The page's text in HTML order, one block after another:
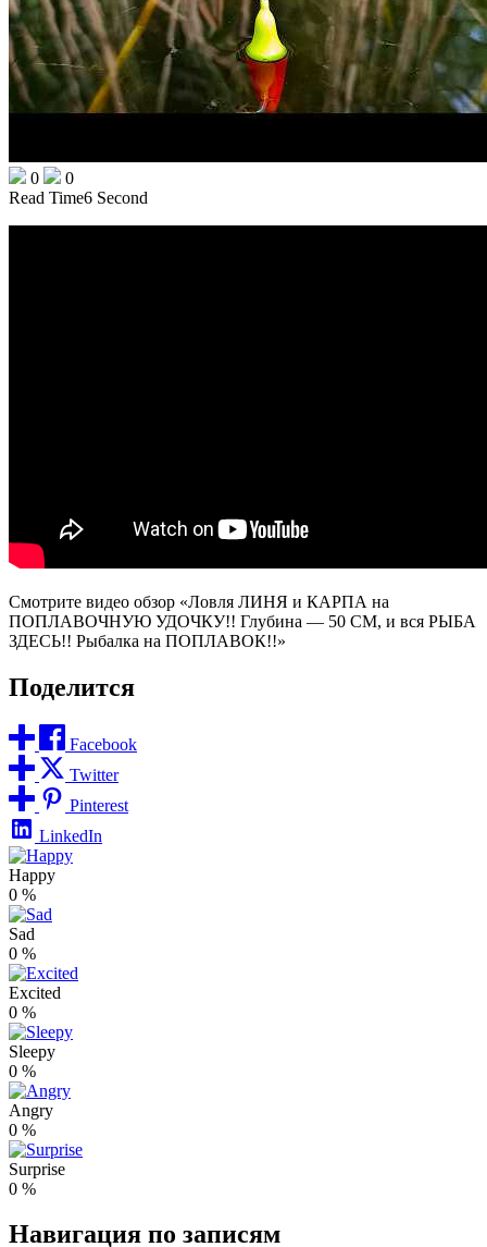
0
0
Read Time6 Second
Смотрите видео обзор «Ловля ЛИНЯ и КАРПА на
ПОПЛАВОЧНУЮ УДОЧКУ!! Глубина — 50 СМ, и вся РЫБА
ЗДЕСЬ!! Рыбалка на ПОПЛАВОК!!»
Поделится
Facebook
Twitter
Pinterest
LinkedIn
Happy
0 %
Sad
0 %
Excited
0 %
Sleepy
0 %
Angry
0 %
Surprise
0 %
Навигация по записям